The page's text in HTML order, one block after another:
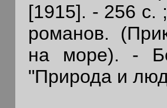
[1915]. - 256 с.
романов.
на море). -
"Природа и